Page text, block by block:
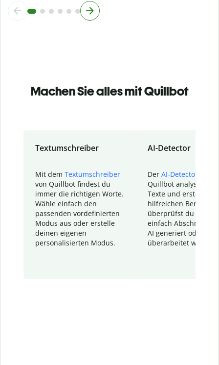
Machen Sie alles mit Quillbot
Textumschreiber
Mit dem Textumschreiber
von Quillbot findest du
immer die richtigen Worte.
Wähle einfach den
passenden vordefinierten
Modus aus oder erstelle
deinen eigenen
personalisierten Modus.
AI-Detector
Der AI-Detector
Quillbot analysiert
Texte und erstellt
hilfreichen Bericht.
überprüfst du
einfach Abschnitte,
AI generiert oder
überarbeitet wurden.